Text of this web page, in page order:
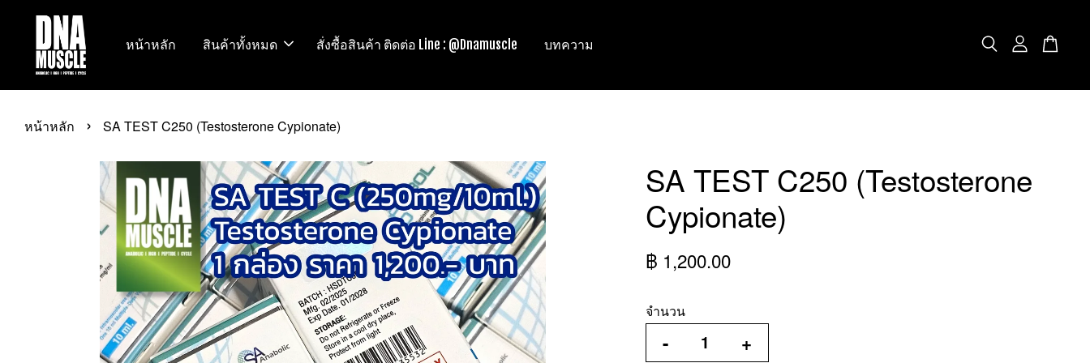
หน้าหลัก สินค้าทั้งหมด สั่งซื้อสินค้า ติดต่อ Line : @Dnamuscle บทความ
หน้าหลัก › SA TEST C250 (Testosterone Cypionate)
SA TEST C250 (Testosterone
Cypionate)
฿ 1,200.00
จำนวน
- +